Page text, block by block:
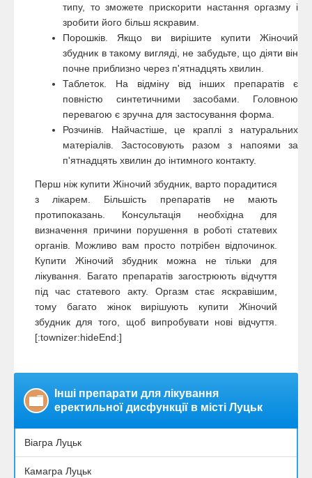
типу, то зможете прискорити настання оргазму і
зробити його більш яскравим.
Порошків. Якщо ви вирішите купити Жіночий
збудник в такому вигляді, не забудьте, що діяти він
почне приблизно через п'ятнадцять хвилин.
Таблеток. На відміну від інших препаратів є
повністю синтетичними засобами. Головною
перевагою є зручна для застосування форма.
Розчинів. Найчастіше, це краплі з натуральних
матеріалів. Застосовують разом з напоями за
п'ятнадцять хвилин до інтимного контакту.
Перш ніж купити Жіночий збудник, варто порадитися
з лікарем. Більшість препаратів не мають
протипоказань. Консультація необхідна для
визначення причини порушення в роботі статевих
органів. Можливо вам просто потрібен відпочинок.
Купити Жіночий збудник можна не тільки для
лікування. Багато препаратів загострюють відчуття
під час статевого акту. Оргазм стає яскравішим,
тому багато жінок вирішують купити Жіночий
збудник для того, щоб випробувати нові відчуття.
[:townizer:hideEnd:]
Інші препарати для лікування
еректильної дисфункції в місті Луцьк
Віагра Луцьк
Камагра Луцьк